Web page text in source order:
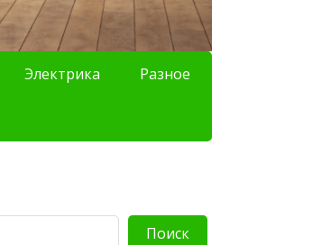
Электрика Разное
Поиск